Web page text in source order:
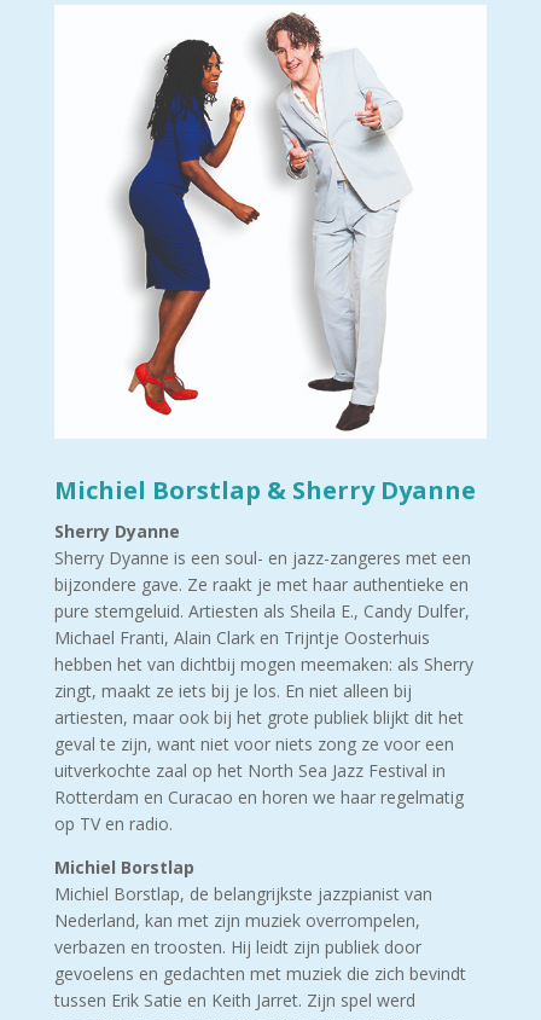
Michiel Borstlap & Sherry Dyanne
Sherry Dyanne
Sherry Dyanne is een soul- en jazz-zangeres met een
bijzondere gave. Ze raakt je met haar authentieke en
pure stemgeluid. Artiesten als Sheila E., Candy Dulfer,
Michael Franti, Alain Clark en Trijntje Oosterhuis
hebben het van dichtbij mogen meemaken: als Sherry
zingt, maakt ze iets bij je los. En niet alleen bij
artiesten, maar ook bij het grote publiek blijkt dit het
geval te zijn, want niet voor niets zong ze voor een
uitverkochte zaal op het North Sea Jazz Festival in
Rotterdam en Curacao en horen we haar regelmatig
op TV en radio.
Michiel Borstlap
Michiel Borstlap, de belangrijkste jazzpianist van
Nederland, kan met zijn muziek overrompelen,
verbazen en troosten. Hij leidt zijn publiek door
gevoelens en gedachten met muziek die zich bevindt
tussen Erik Satie en Keith Jarret. Zijn spel werd